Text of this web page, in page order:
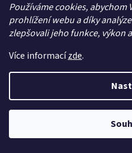
Používáme cookies,
prohlížení webu a díky
zlepšovali jeho funkce, výkon
Více informacízde.
188 Kč bez DPH
227 Kč